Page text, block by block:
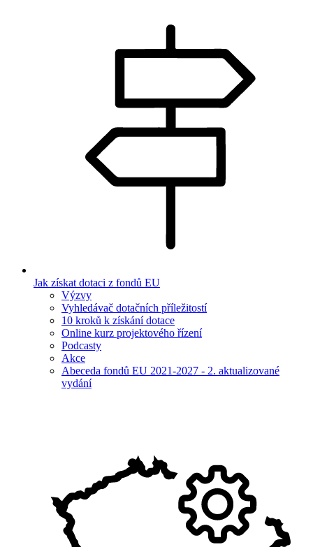
Jak získat dotaci z fondů EU
Výzvy
Vyhledávač dotačních příležitostí
10 kroků k získání dotace
Online kurz projektového řízení
Podcasty
Akce
Abeceda fondů EU 2021-2027 - 2. aktualizované
vydání